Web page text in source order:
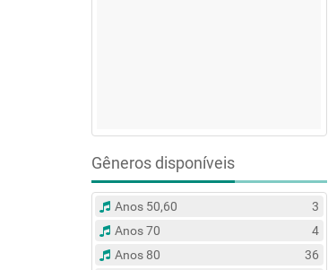
Gêneros disponíveis
Anos 50,60
3
Anos 70
4
Anos 80
36